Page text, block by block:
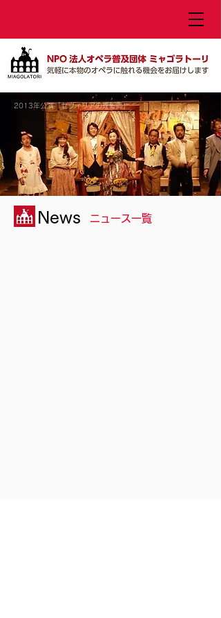
2013年公演「セヴィリアの理髪師」
ニュース一覧
News